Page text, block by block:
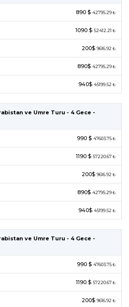
890 $ 42795.29 ₺
1090 $ 52412.21 ₺
200$ 9616.92 ₺
890$ 42795.29 ₺
940$ 45199.52 ₺
ve Umre Turu - 4 Gece -
990 $ 47603.75 ₺
1190 $ 57220.67 ₺
200$ 9616.92 ₺
890$ 42795.29 ₺
940$ 45199.52 ₺
ve Umre Turu - 4 Gece -
990 $ 47603.75 ₺
1190 $ 57220.67 ₺
200$ 9616.92 ₺